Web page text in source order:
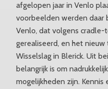
afgelopen jaar in Venlo
voorbeelden werden daar
Venlo, dat volgens cradle-
gerealiseerd, en het
Wisselslag in Blerick. Uit
belangrijk is om
mogelijkheden zijn. Kennis